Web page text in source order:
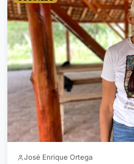
José Enrique Ortega